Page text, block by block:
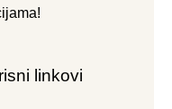
linkovi